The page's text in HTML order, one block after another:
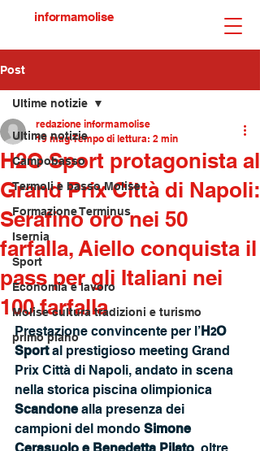
informamolise
Post
Ultime notizie
Campobasso
Termoli e basso Molise
Formazione Terminus
Isernia
Sport
Economia e lavoro
Molise cultura tradizioni e turismo
primo piano
Ultime notizie
H2O Sport protagonista al
Grand Prix Città di Napoli:
Serafino oro nei 50
farfalla, Aiello conquista il
pass per gli Italiani nei
100 farfalla
redazione informamolise
19 mag Tempo di lettura: 2 min
Prestazione convincente per l’H2O
Sport al prestigioso meeting Grand
Prix Città di Napoli, andato in scena
nella storica piscina olimpionica
Scandone alla presenza dei
campioni del mondo Simone